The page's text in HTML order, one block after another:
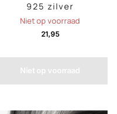
925 zilver
Niet op voorraad
21,95
Niet op voorraad